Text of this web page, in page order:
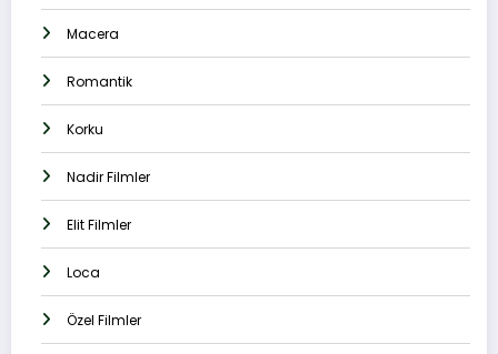
Macera
Romantik
Korku
Nadir Filmler
Elit Filmler
Loca
Özel Filmler